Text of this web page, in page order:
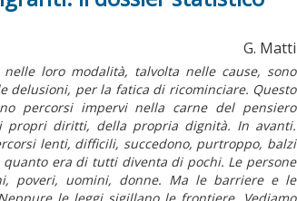
G. Matti
loro modalità, talvolta nelle cause, sono
delusioni, per la fatica di ricominciare. Questo
percorsi impervi nella carne del pensiero
propri diritti, della propria dignità. In avanti.
lenti, difficili, succedono, purtroppo, balzi
era di tutti diventa di pochi. Le persone
poveri, uomini, donne. Ma le barriere e le
le leggi sigillano le frontiere. Vediamo